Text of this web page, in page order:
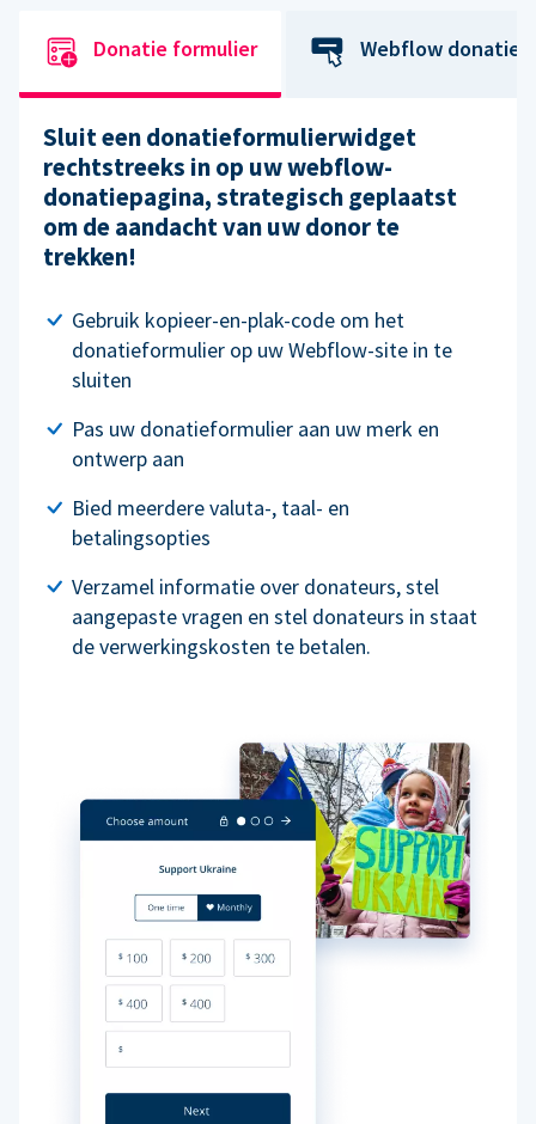
Donatie formulier Webflow
Sluit een donatieformulierwidget
rechtstreeks in op uw webflow-
donatiepagina, strategisch geplaatst
om de aandacht van uw donor te
trekken!
Gebruik kopieer-en-plak-code om het
donatieformulier op uw Webflow-site in te
sluiten
Pas uw donatieformulier aan uw merk en
ontwerp aan
Bied meerdere valuta-, taal- en
betalingsopties
Verzamel informatie over donateurs, stel
aangepaste vragen en stel donateurs in staat
de verwerkingskosten te betalen.